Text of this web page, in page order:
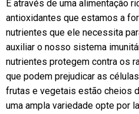
É através de uma alimentação
antioxidantes que estamos a
nutrientes que ele necessita
auxiliar o nosso sistema
nutrientes protegem contra os
que podem prejudicar as
frutas e vegetais estão cheios
uma ampla variedade opte por